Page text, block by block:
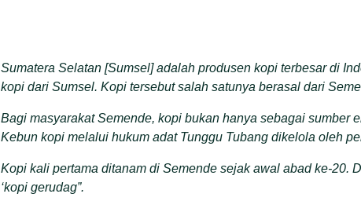
Sumatera Selatan [Sumsel] adalah produsen kopi terbesar di
kopi dari Sumsel. Kopi tersebut salah satunya berasal dari
Bagi masyarakat Semende, kopi bukan hanya sebagai sumber
Kebun kopi melalui hukum adat Tunggu Tubang dikelola oleh
Kopi kali pertama ditanam di Semende sejak awal abad ke-20.
‘kopi gerudag”.